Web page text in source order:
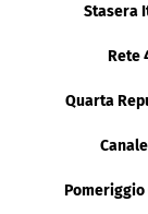
Stasera
Rete
Quarta
Pomeriggio